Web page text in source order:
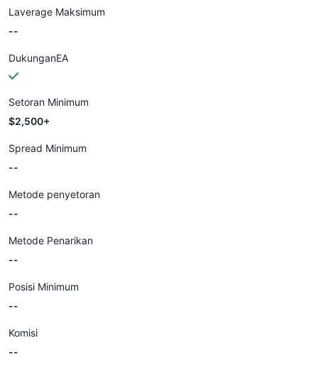
Laverage Maksimum
--
DukunganEA
Setoran Minimum
$2,500+
Spread Minimum
--
Metode penyetoran
--
Metode Penarikan
--
Posisi Minimum
--
Komisi
--